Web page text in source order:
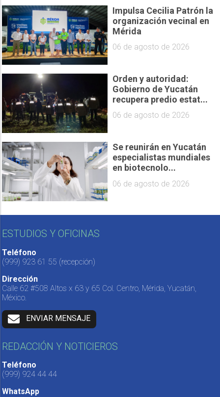
Impulsa Cecilia Patrón la
organización vecinal en
Mérida
06 de agosto de 2026
Orden y autoridad:
Gobierno de Yucatán
recupera predio estat...
06 de agosto de 2026
Se reunirán en Yucatán
especialistas mundiales
en biotecnolo...
06 de agosto de 2026
ESTUDIOS Y OFICINAS
Teléfono
(999) 923 61 55 (recepción)
Dirección
Calle 62 #508 Altos x 63 y 65 Col. Centro, Mérida, Yucatán,
México.
ENVIAR MENSAJE
REDACCIÓN Y NOTICIEROS
Teléfono
(999) 924 44 44
WhatsApp